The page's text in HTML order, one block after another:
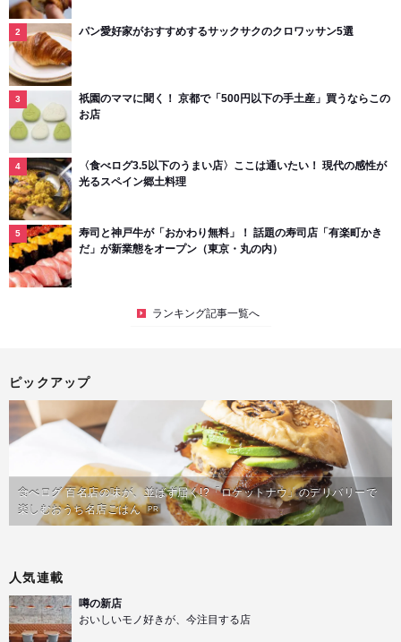
パン愛好家がおすすめするサックサクのクロワッサン5選
祇園のママに聞く！ 京都で「500円以下の手土産」買うならこの
お店
〈食べログ3.5以下のうまい店〉ここは通いたい！ 現代の感性が
光るスペイン郷土料理
寿司と神戸牛が「おかわり無料」！ 話題の寿司店「有楽町かき
だ」が新業態をオープン（東京・丸の内）
ランキング記事一覧へ
ピックアップ
食べログ 百名店の味が、並ばず届く!?「ロケットナウ」のデリバリーで
楽しむおうち名店ごはん PR
人気連載
噂の新店
おいしいモノ好きが、今注目する店